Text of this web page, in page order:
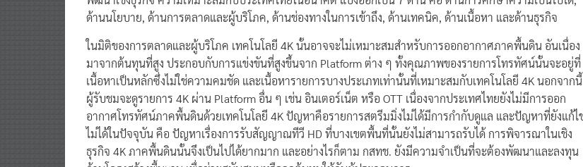
ด้านนโยบาย, ด้านการตลาดและผู้บริโภค, ด้านช่องทางในการเข้าถึง, ด้านเทคนิค, ด้านเนื้อหา และด้านธุรกิจ
ในมิติของการตลาดและผู้บริโภค เทคโนโลยี 4K นั้นอาจจะไม่เหมาะสมสำหรับการออกอากาศภาคพื้นดิน อันเนื่อง
มาจากต้นทุนที่สูง ประกอบกับการแข่งขันที่สูงขึ้นจาก Platform ต่าง ๆ ทั้งคุณภาพของรายการโทรทัศน์นั้นจะอยู่ที่
เนื้อหาเป็นหลักซึ่งไม่ใช่ความคมชัด และเนื้อหารายการบางประเภทเท่านั้นที่เหมาะสมกับเทคโนโลยี 4K นอกจากนี้
ผู้รับชมจะดูรายการ 4K ผ่าน Platform อื่น ๆ เช่น อินเตอร์เน็ต หรือ OTT เนื่องจากประเทศไทยยังไม่มีการออก
อากาศโทรทัศน์ภาคพื้นดินด้วยเทคโนโลยี 4K ปัญหาคือรายการสตรีมมิ่งไม่ได้มีการกำกับดูแล และปัญหาที่ยังแก้ไข
ไม่ได้ในปัจจุบัน คือ ปัญหาเรื่องการรับสัญญาณทีวี HD ที่บางเขตพื้นที่นั้นยังไม่สามารถรับได้ การพิจารณาในเชิง
ธุรกิจ 4K ภาคพื้นดินนั้นจึงเป็นไปได้ยากมาก และอย่างไรก็ตาม กสทช. ยังมีความจำเป็นที่จะต้องพัฒนาและลงทุน
ด้านโครงสร้างพื้นฐาน เพื่อช่วยสนับสนุนหรือลดต้นทุนให้กับผู้ประกอบการ